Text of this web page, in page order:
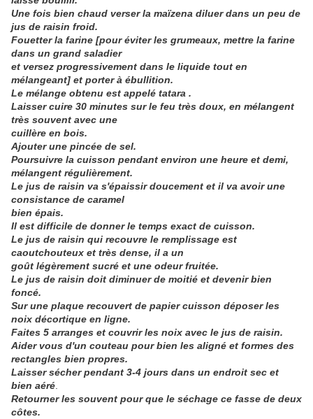
Une fois bien chaud verser la maïzena diluer dans un peu de
jus de raisin froid.
Fouetter la farine [pour éviter les grumeaux, mettre la farine
dans un grand saladier
et versez progressivement dans le liquide tout en
mélangeant] et porter à ébullition.
Le mélange obtenu est appelé tatara .
Laisser cuire 30 minutes sur le feu très doux, en mélangent
très souvent avec une
cuillère en bois.
Ajouter une pincée de sel.
Poursuivre la cuisson pendant environ une heure et demi,
mélangent régulièrement.
Le jus de raisin va s'épaissir doucement et il va avoir une
consistance de caramel
bien épais.
Il est difficile de donner le temps exact de cuisson.
Le jus de raisin qui recouvre le remplissage est
caoutchouteux et très dense, il a un
goût légèrement sucré et une odeur fruitée.
Le jus de raisin doit diminuer de moitié et devenir bien
foncé.
Sur une plaque recouvert de papier cuisson déposer les
noix décortique en ligne.
Faites 5 arranges et couvrir les noix avec le jus de raisin.
Aider vous d'un couteau pour bien les aligné et formes des
rectangles bien propres.
Laisser sécher pendant 3-4 jours dans un endroit sec et
bien aéré
Retourner les souvent pour que le séchage ce fasse de deux
côtes.